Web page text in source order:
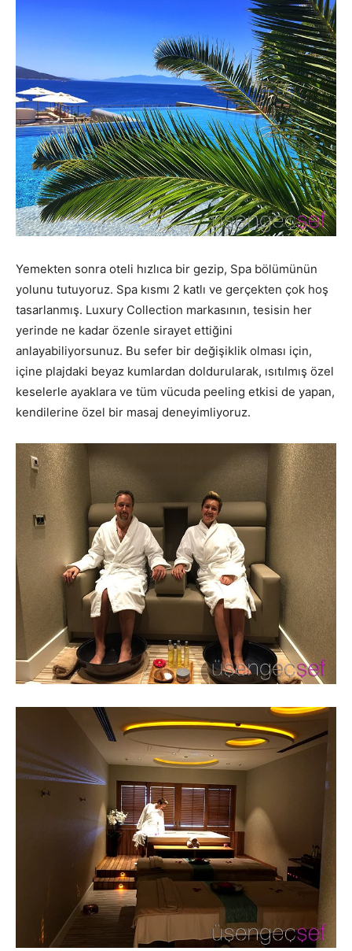
Yemekten sonra oteli hızlıca bir gezip, Spa bölümünün
yolunu tutuyoruz. Spa kısmı 2 katlı ve gerçekten çok hoş
tasarlanmış. Luxury Collection markasının, tesisin her
yerinde ne kadar özenle sirayet ettiğini
anlayabiliyorsunuz. Bu sefer bir değişiklik olması için,
içine plajdaki beyaz kumlardan doldurularak, ısıtılmış özel
keselerle ayaklara ve tüm vücuda peeling etkisi de yapan,
kendilerine özel bir masaj deneyimliyoruz.